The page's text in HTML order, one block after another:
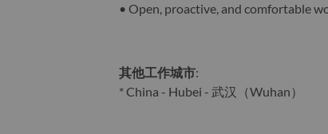
• Open, proactive, and comfortable
其他工作城市:
* China - Hubei - 武汉（Wuhan）